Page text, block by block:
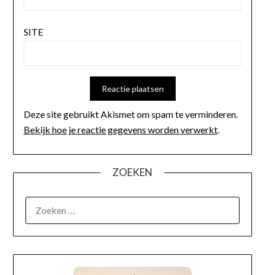
SITE
Deze site gebruikt Akismet om spam te verminderen.
Bekijk hoe je reactie gegevens worden verwerkt.
ZOEKEN
OVER MIJ